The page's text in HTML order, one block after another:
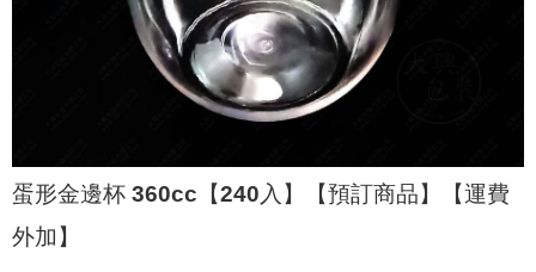
蛋形金邊杯 360cc【240入】【預訂商品】【運費
外加】